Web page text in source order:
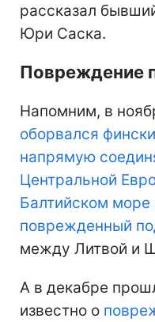
рассказал
Юри Саска.
Повреждение
Напомним, в
оборвался
напрямую
Центральной
Балтийском
поврежденный
между Литвой и
А в декабре
известно о